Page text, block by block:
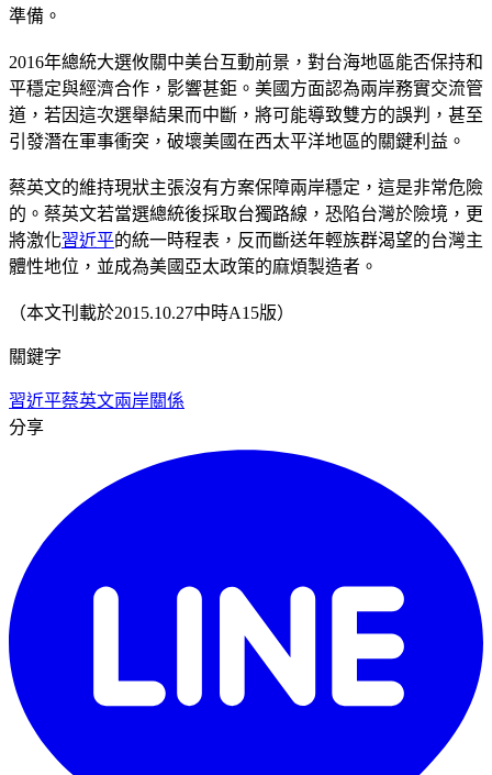
準備。
2016年總統大選攸關中美台互動前景，對台海地區能否保持和
平穩定與經濟合作，影響甚鉅。美國方面認為兩岸務實交流管
道，若因這次選舉結果而中斷，將可能導致雙方的誤判，甚至
引發潛在軍事衝突，破壞美國在西太平洋地區的關鍵利益。
蔡英文的維持現狀主張沒有方案保障兩岸穩定，這是非常危險
的。蔡英文若當選總統後採取台獨路線，恐陷台灣於險境，更
將激化習近平的統一時程表，反而斷送年輕族群渴望的台灣主
體性地位，並成為美國亞太政策的麻煩製造者。
（本文刊載於2015.10.27中時A15版）
關鍵字
習近平蔡英文兩岸關係
分享